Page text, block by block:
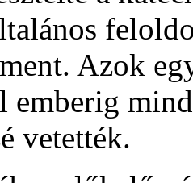
Azok
emberig
vetették.